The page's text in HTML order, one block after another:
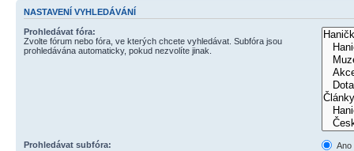
NASTAVENÍ VYHLEDÁVÁNÍ
Prohledávat fóra:
Zvolte fórum nebo fóra, ve kterých chcete vyhledávat. Subfóra jsou
prohledávána automaticky, pokud nezvolíte jinak.
Prohledávat subfóra:
Ano